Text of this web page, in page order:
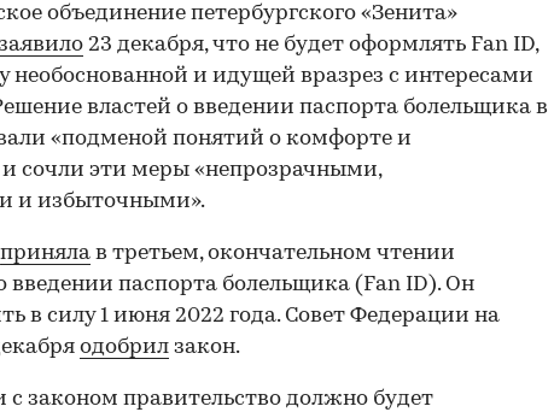
объединение петербургского «Зенита»
23 декабря, что не будет оформлять Fan ID,
необоснованной и идущей вразрез с интересами
властей о введении паспорта болельщика в
«подменой понятий о комфорте и
и сочли эти меры «непрозрачными,
и избыточными».
приняла в третьем, окончательном чтении
введении паспорта болельщика (Fan ID). Он
в силу 1 июня 2022 года. Совет Федерации на
одобрил закон.
с законом правительство должно будет